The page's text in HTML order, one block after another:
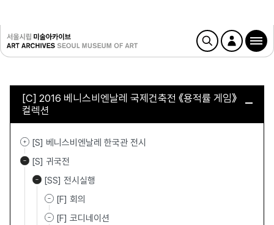
[C] 2016 베니스비엔날레 국제건축전 《용적률 게임》
컬렉션
[S] 베니스비엔날레 한국관 전시
[S] 귀국전
[SS] 전시실행
[F] 회의
[F] 코디네이션